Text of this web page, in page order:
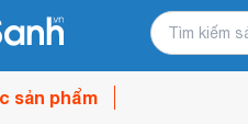
sản phẩm